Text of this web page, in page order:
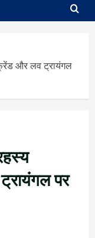
और लव ट्रायंगल
पर